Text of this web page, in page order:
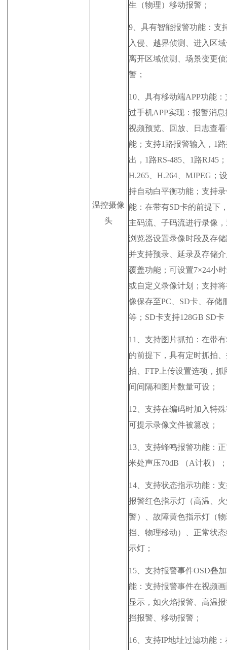
温控摄像
头
生（物理）移动报警；
9、 具有智能报警功能：支
入侵、越界侦测、进入区
离开区域侦测、场景变更
警；
10、 具有移动端APP功能
过手机APP实现：报警消息
视频预览、回放、日志查
能；支持1路报警输入，1
出，1路RS-485、1路RJ45
H.265、H.264、MJPEG；
持自动白平衡功能；支持
能：在带有SD卡的前提下
主码流、子码流进行录像
浏览器设置录像时段及存
并支持预录、延录及存储
覆盖功能；可设置7×24小
或自定义录像计划；支持
像保存至PC、SD卡、存储
等；SD卡支持128GB SD卡
11、 支持图片抓拍：在带
的前提下，具有定时抓拍
拍、FTP上传设置选项，抓
间间隔和图片数量可设；
12、 支持在编码时加入特
可提示录像文件被篡改；
13、 支持蜂鸣报警功能：
米处声压70dB （A计权）；
14、 支持状态指示功能：
报警红色指示灯（高温、
警）、故障黄色指示灯（
挡、物理移动）、正常状
示灯；
15、 支持报警事件OSD叠
能：支持报警事件在视频
显示，如火焰报警、高温
挡报警、移动报警；
16、 支持IP地址过滤功能：